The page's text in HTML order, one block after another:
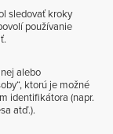
sledovať kroky
používanie
alebo
ktorú je možné
identifikátora (napr.
atď.).